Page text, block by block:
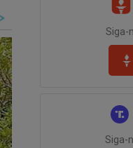
Siga-
Siga-